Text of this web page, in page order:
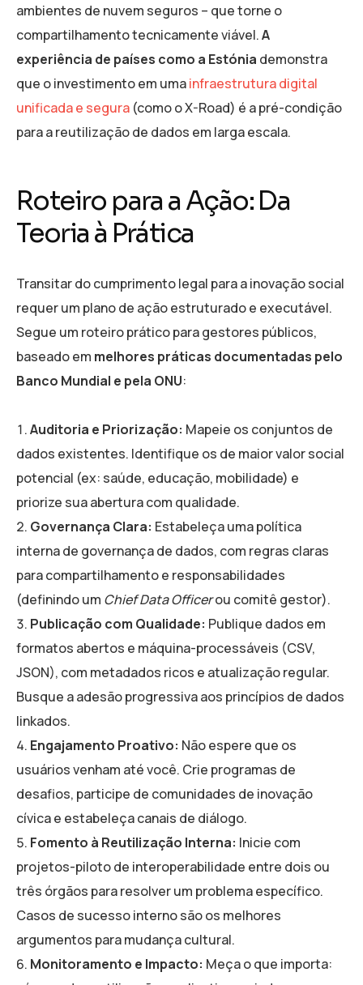
ambientes de nuvem seguros – que torne o
compartilhamento tecnicamente viável.A
experiência de países como a Estónia demonstra
que o investimento em umainfraestrutura digital
unificada e segura (como o X-Road) é a pré-condição
para a reutilização de dados em larga escala.
Roteiro para a Ação: Da
Teoria à Prática
Transitar do cumprimento legal para a inovação social
requer um plano de ação estruturado e executável.
Segue um roteiro prático para gestores públicos,
baseado em melhores práticas documentadas pelo
Banco Mundial e pela ONU:
Auditoria e Priorização: Mapeie os conjuntos de
dados existentes. Identifique os de maior valor social
potencial (ex: saúde, educação, mobilidade) e
priorize sua abertura com qualidade.
Governança Clara: Estabeleça uma política
interna de governança de dados, com regras claras
para compartilhamento e responsabilidades
(definindo um Chief Data Officerou comitê gestor).
Publicação com Qualidade: Publique dados em
formatos abertos e máquina-processáveis (CSV,
JSON), com metadados ricos e atualização regular.
Busque a adesão progressiva aos princípios de dados
linkados.
Engajamento Proativo: Não espere que os
usuários venham até você. Crie programas de
desafios, participe de comunidades de inovação
cívica e estabeleça canais de diálogo.
Fomento à Reutilização Interna: Inicie com
projetos-piloto de interoperabilidade entre dois ou
três órgãos para resolver um problema específico.
Casos de sucesso interno são os melhores
argumentos para mudança cultural.
Monitoramento e Impacto: Meça o que importa: